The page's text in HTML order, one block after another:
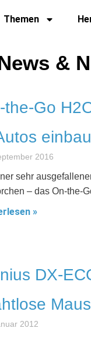
Themen
&
the-Go
2016
sehr
– das On-the-
»
DX-
2012